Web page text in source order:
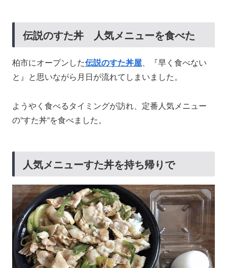
伝説のすた丼 人気メニューを食べた
柏市にオープンした伝説のすた丼屋、『早く食べない
と』と思いながら月日が流れてしまいました。
ようやく食べるタイミングが訪れ、定番人気メニュー
の”すた丼”を食べました。
人気メニューすた丼を持ち帰りで